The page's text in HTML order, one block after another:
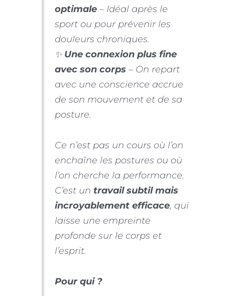
optimale– Idéal après le
sport ou pour prévenir les
douleurs chroniques.
✨ Une connexion plus fine
avec son corps– On repart
avec une conscience accrue
de son mouvement et de sa
posture.
Ce n’est pas un cours où l’on
enchaîne les postures ou où
l’on cherche la performance.
C’est un travail subtil mais
incroyablement efficace, qui
laisse une empreinte
profonde sur le corps et
l’esprit.
Pour qui ?